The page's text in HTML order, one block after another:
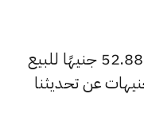
وتراجع سعر دولار الصاغة ليسجل 52.88 جنيهًا للبيع
للشراء، بتراجع قدره 0 جنيهات عن تحديثنا